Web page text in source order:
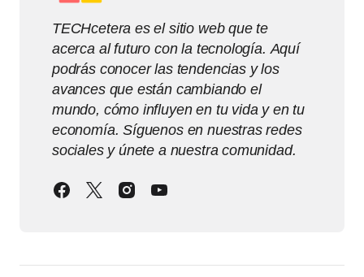
TECHcetera es el sitio web que te
acerca al futuro con la tecnología. Aquí
podrás conocer las tendencias y los
avances que están cambiando el
mundo, cómo influyen en tu vida y en tu
economía. Síguenos en nuestras redes
sociales y únete a nuestra comunidad.